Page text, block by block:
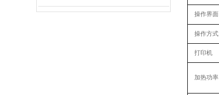
操作界面
操作方式
打印机
加热功率